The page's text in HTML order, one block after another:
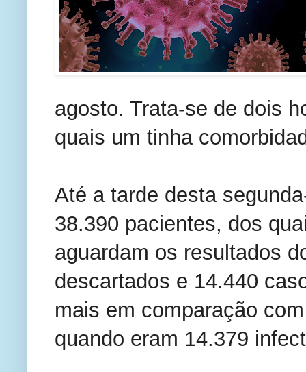
agosto. Trata-se de dois
quais um tinha
Até a tarde desta
38.390 pacientes, dos
aguardam os resultados
descartados e 14.440
mais em comparação
quando eram 14.379